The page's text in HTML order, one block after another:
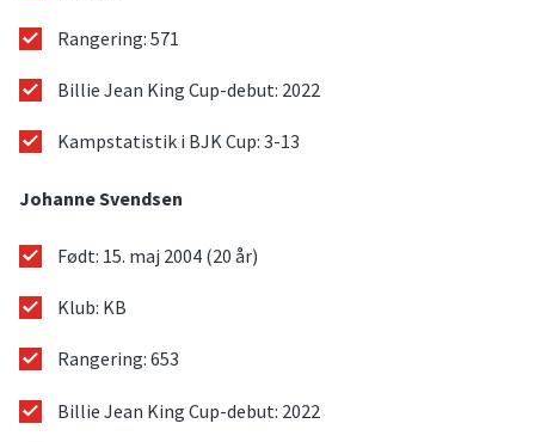
Rangering: 571
Billie Jean King Cup-debut: 2022
Kampstatistik i BJK Cup: 3-13
Johanne Svendsen
Født: 15. maj 2004 (20 år)
Klub: KB
Rangering: 653
Billie Jean King Cup-debut: 2022